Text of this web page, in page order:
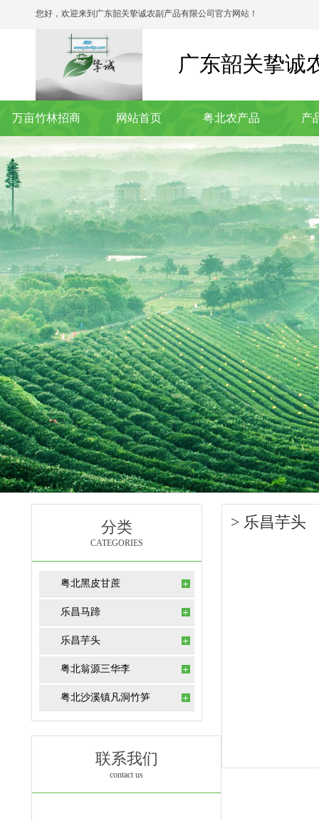
您好，欢迎来到广东韶关挚诚农副产品有限公司官方网站！
广东韶关挚诚
万亩竹林招商 网站首页 粤北农产品 产
联系我们
分类
CATEGORIES
粤北黑皮甘蔗
乐昌马蹄
乐昌芋头
粤北翁源三华李
粤北沙溪镇凡洞竹笋
联系我们
contact us
> 乐昌芋头